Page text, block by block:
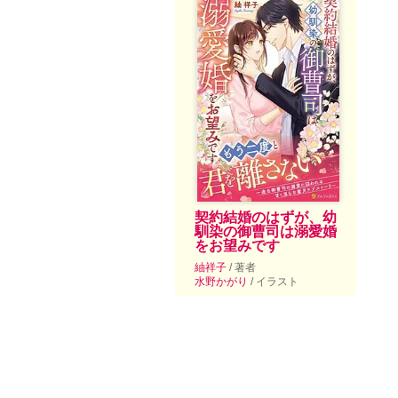
契約結婚のはずが、幼
馴染の御曹司は溺愛婚
をお望みです
紬祥子 / 著者
水野かがり / イラスト